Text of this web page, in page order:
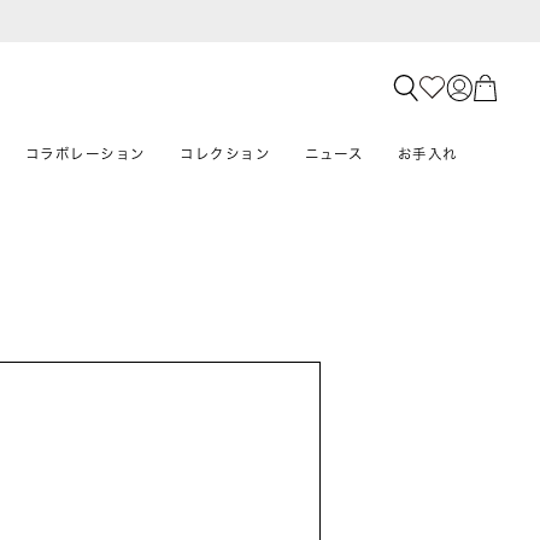
コラボレーション コレクション ニュース お手入れ